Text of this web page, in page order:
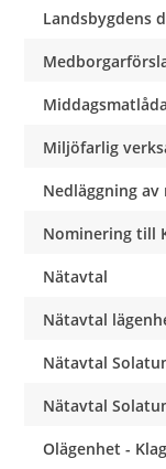
Landsbygdens
Miljöfarlig
Nedläggning
Nominering till
Nätavtal
Nätavtal
Nätavtal
Nätavtal
Olägenhet -